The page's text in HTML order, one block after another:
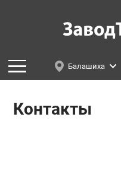
Балашиха
Контакты